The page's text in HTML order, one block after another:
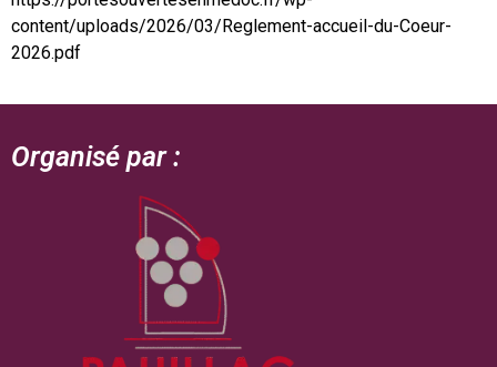
content/uploads/2026/03/Reglement-accueil-du-Coeur-
2026.pdf
Organisé par :